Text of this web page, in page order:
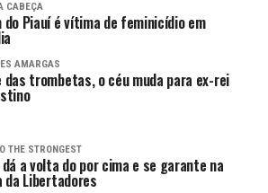
CABEÇA
do Piauí é vítima de feminicídio em
AMARGAS
das trombetas, o céu muda para ex-rei
THE STRONGEST
dá a volta do por cima e se garante na
da Libertadores